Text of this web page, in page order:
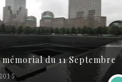
du 11 Septembre